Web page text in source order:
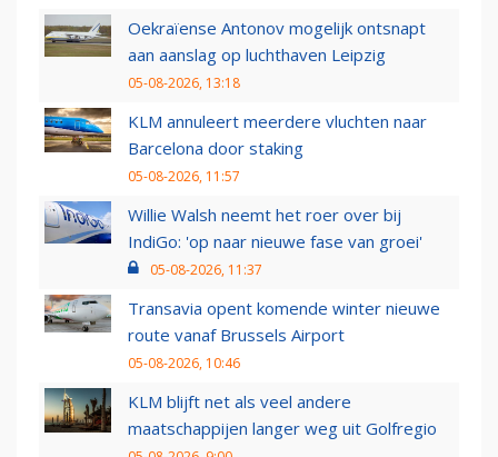
Oekraïense Antonov mogelijk ontsnapt
aan aanslag op luchthaven Leipzig
05-08-2026, 13:18
KLM annuleert meerdere vluchten naar
Barcelona door staking
05-08-2026, 11:57
Willie Walsh neemt het roer over bij
IndiGo: 'op naar nieuwe fase van groei'
05-08-2026, 11:37
Transavia opent komende winter nieuwe
route vanaf Brussels Airport
05-08-2026, 10:46
KLM blijft net als veel andere
maatschappijen langer weg uit Golfregio